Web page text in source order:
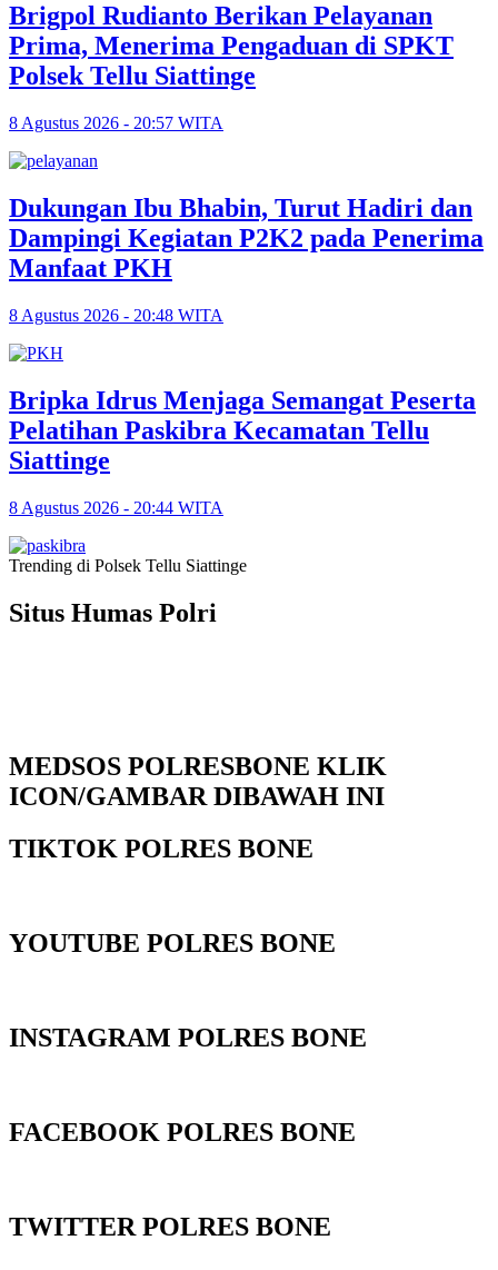
Brigpol Rudianto Berikan Pelayanan
Prima, Menerima Pengaduan di SPKT
Polsek Tellu Siattinge
8 Agustus 2026 - 20:57 WITA
Dukungan Ibu Bhabin, Turut Hadiri dan
Dampingi Kegiatan P2K2 pada Penerima
Manfaat PKH
8 Agustus 2026 - 20:48 WITA
Bripka Idrus Menjaga Semangat Peserta
Pelatihan Paskibra Kecamatan Tellu
Siattinge
8 Agustus 2026 - 20:44 WITA
Trending di Polsek Tellu Siattinge
Situs Humas Polri
MEDSOS POLRESBONE KLIK
ICON/GAMBAR DIBAWAH INI
TIKTOK POLRES BONE
YOUTUBE POLRES BONE
INSTAGRAM POLRES BONE
FACEBOOK POLRES BONE
TWITTER POLRES BONE